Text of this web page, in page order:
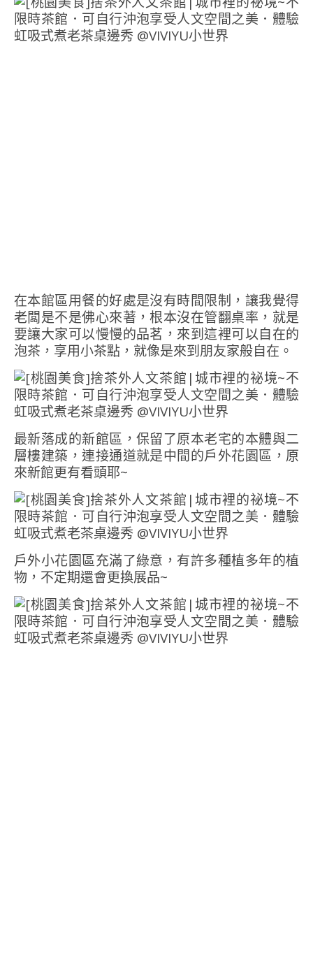
在本館區用餐的好處是沒有時間限制，讓我覺得
老闆是不是佛心來著，根本沒在管翻桌率，就是
要讓大家可以慢慢的品茗，來到這裡可以自在的
泡茶，享用小茶點，就像是來到朋友家般自在。
最新落成的新館區，保留了原本老宅的本體與二
層樓建築，連接通道就是中間的戶外花園區，原
來新館更有看頭耶~
戶外小花園區充滿了綠意，有許多種植多年的植
物，不定期還會更換展品~